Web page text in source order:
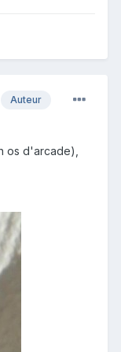
Auteur
os d'arcade),